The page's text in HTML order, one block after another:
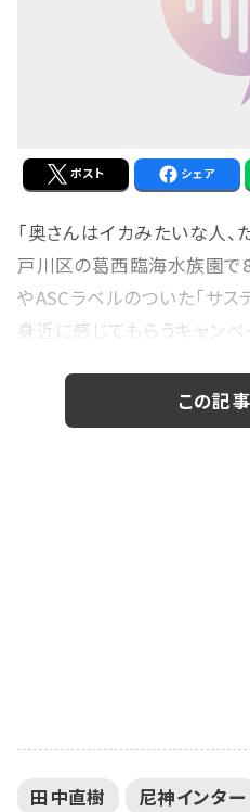
ポスト シェア
「奥さんはイカみたいな人、
戸川区の葛西臨海水族園で8
やASCラベルのついた「サス
身近に感じてもらうキャンペ
れ、海洋生物が大好きとい
コ・田中直樹と、MCの天津
この記
田中直樹 尼神インター